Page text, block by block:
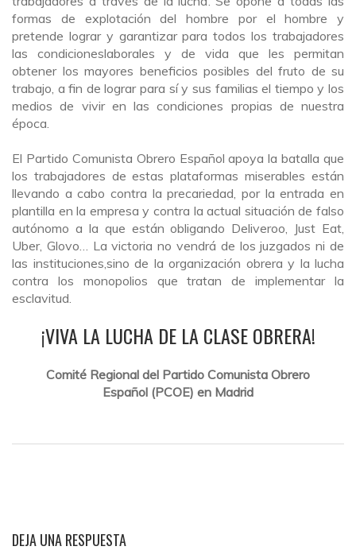
formas de explotación del hombre por el hombre y
pretende lograr y garantizar para todos los trabajadores
las condicioneslaborales y de vida que les permitan
obtener los mayores beneficios posibles del fruto de su
trabajo, a fin de lograr para síy sus familias el tiempo y los
medios de vivir en las condiciones propias de nuestra
época.
El Partido Comunista Obrero Español apoya la batalla que
los trabajadores de estas plataformas miserables están
llevando a cabo contra la precariedad, por la entrada en
plantilla en la empresa y contra la actual situación de falso
autónomo a la que están obligando Deliveroo, Just Eat,
Uber, Glovo… La victoria no vendrá de los juzgados ni de
las instituciones,sino de la organización obrera y la lucha
contra los monopolios que tratan de implementar la
esclavitud.
¡VIVA LA LUCHA DE LA CLASE OBRERA!
Comité Regional del Partido Comunista Obrero
Español (PCOE) en Madrid
DEJA UNA RESPUESTA